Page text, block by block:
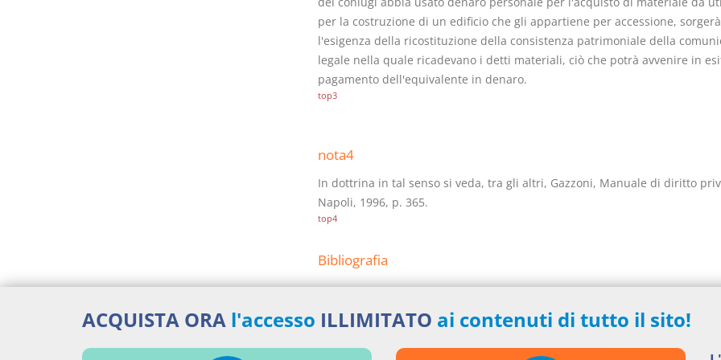
per la costruzione di un edificio che gli appartiene per accessione, sorgerà
l'esigenza della ricostituzione della consistenza patrimoniale della
legale nella quale ricadevano i detti materiali, ciò che potrà avvenire in
pagamento dell'equivalente in denaro.
top3
nota4
In dottrina in tal senso si veda, tra gli altri, Gazzoni, Manuale di diritto
Napoli, 1996, p. 365.
top4
Bibliografia
patrimoniale della famiglia: manuale e applicazioni pratiche delle
AULETTA, Gli acquisti a titolo originario nella comunione legale, Milano,
ACQUISTA ORA l'accesso ILLIMITATO ai contenuti di tutto il sito!